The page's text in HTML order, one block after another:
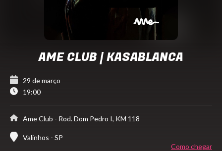
AME CLUB | KASABLANCA
29 de março
19:00
Ame Club - Rod. Dom Pedro I, KM 118
Valinhos - SP
Como chegar